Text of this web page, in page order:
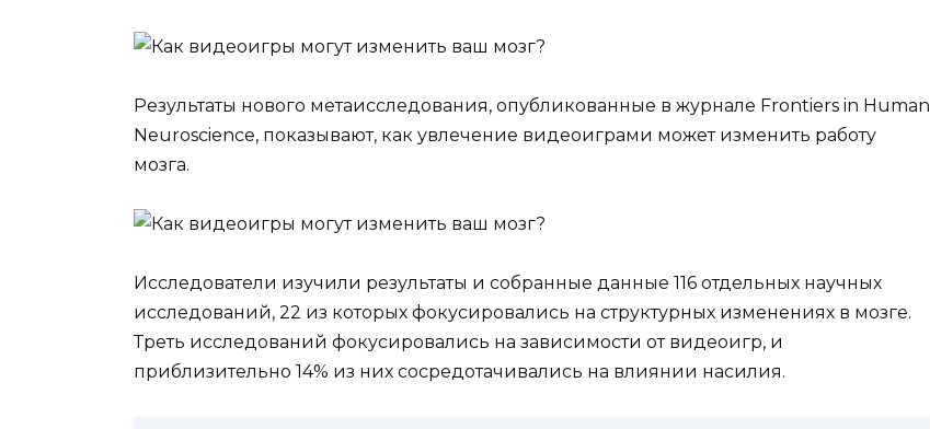
Результаты нового метаисследования, опубликованные в журнале Frontiers in Human
Neuroscience, показывают, как увлечение видеоиграми может изменить работу
мозга.
Исследователи изучили результаты и собранные данные 116 отдельных научных
исследований, 22 из которых фокусировались на структурных изменениях в мозге.
Треть исследований фокусировались на зависимости от видеоигр, и
приблизительно 14% из них сосредотачивались на влиянии насилия.